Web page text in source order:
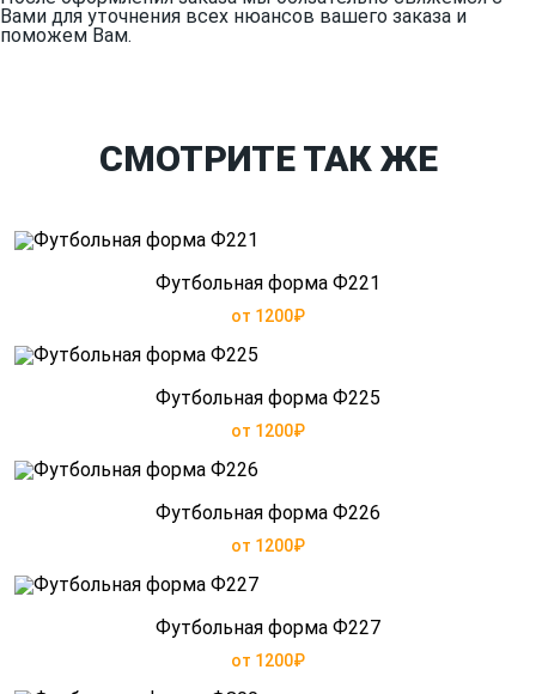
Вами для уточнения всех нюансов вашего заказа и
поможем Вам.
СМОТРИТЕ ТАК ЖЕ
Футбольная форма Ф221
от 1200₽
Футбольная форма Ф225
от 1200₽
Футбольная форма Ф226
от 1200₽
Футбольная форма Ф227
от 1200₽